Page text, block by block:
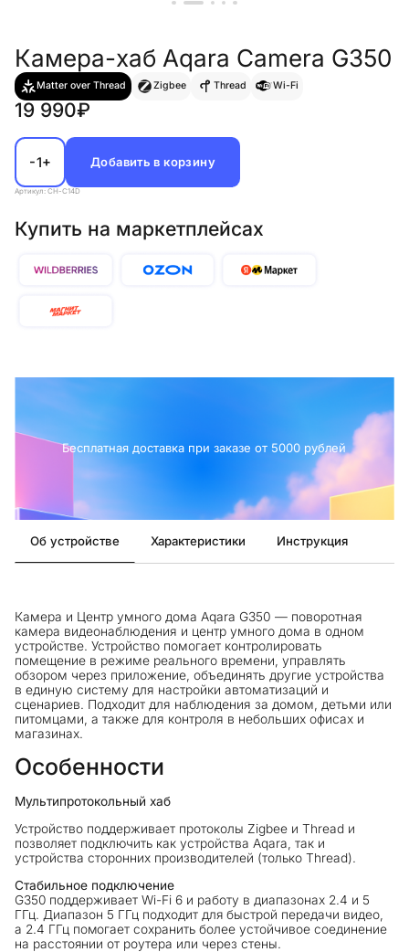
Камера-хаб Aqara Camera G350
Matter over Thread Zigbee Thread Wi-Fi
19 990₽
-1+ Добавить в корзину
Артикул: CH-C14D
Купить на маркетплейсах
Бесплатная доставка при заказе от 5000 рублей
Об устройстве Характеристики Инструкция
Камера и Центр умного дома Aqara G350 — поворотная
камера видеонаблюдения и центр умного дома в одном
устройстве. Устройство помогает контролировать
помещение в режиме реального времени, управлять
обзором через приложение, объединять другие устройства
в единую систему для настройки автоматизаций и
сценариев. Подходит для наблюдения за домом, детьми или
питомцами, а также для контроля в небольших офисах и
магазинах.
Особенности
Мультипротокольный хаб
Устройство поддерживает протоколы Zigbee и Thread и
позволяет подключить как устройства Aqara, так и
устройства сторонних производителей (только Thread).
Стабильное подключение
G350 поддерживает Wi-Fi 6 и работу в диапазонах 2.4 и 5
ГГц. Диапазон 5 ГГц подходит для быстрой передачи видео,
а 2.4 ГГц помогает сохранить более устойчивое соединение
на расстоянии от роутера или через стены.